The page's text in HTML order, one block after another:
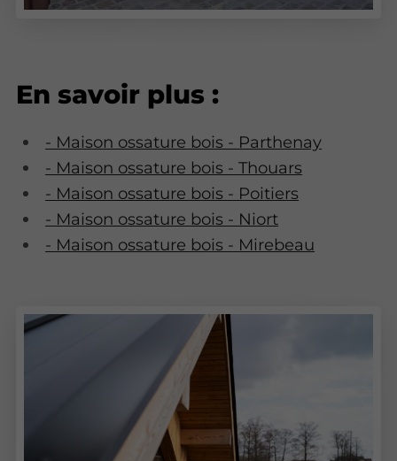
En savoir plus :
- Maison ossature bois - Parthenay
- Maison ossature bois - Thouars
- Maison ossature bois - Poitiers
- Maison ossature bois - Niort
- Maison ossature bois - Mirebeau